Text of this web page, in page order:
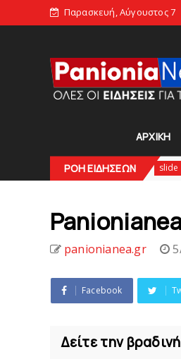
Παρασκευή, Αύγουστος 7
ΑΡΧΙΚΗ
ΡΟΗ ΕΙΔΗΣΕΩΝ
στις 21:00 slide Bόλεϊ
panionianea.gr
Facebook
Δείτε την